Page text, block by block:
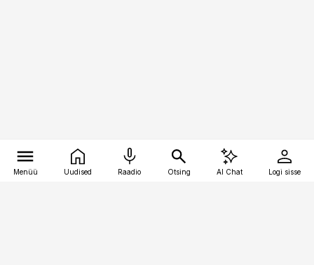
Menüü Uudised Raadio Otsing AI Chat Logi sisse